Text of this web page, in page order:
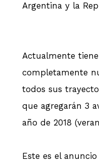
Argentina y la
Actualmente
completamente
todos sus
que agregarán 3
año de 2018
Este es el